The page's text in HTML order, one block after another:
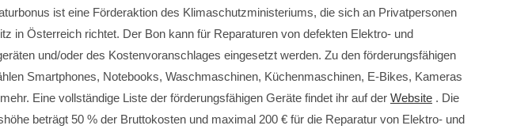
ist eine Förderaktion des Klimaschutzministeriums, die sich an Privatpersonen
in Österreich richtet. Der Bon kann für Reparaturen von defekten Elektro- und
und/oder des Kostenvoranschlages eingesetzt werden. Zu den förderungsfähigen
Smartphones, Notebooks, Waschmaschinen, Küchenmaschinen, E-Bikes, Kameras
Eine vollständige Liste der förderungsfähigen Geräte findet ihr auf der Website . Die
beträgt 50 % der Bruttokosten und maximal 200 € für die Reparatur von Elektro- und